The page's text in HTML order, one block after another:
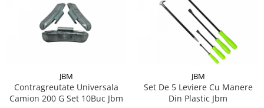
JBM
Contragreutate Universala
Camion 200 G Set 10Buc Jbm
JBM
Set De 5 Leviere Cu Manere
Din Plastic Jbm